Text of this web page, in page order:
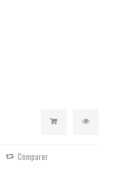
Comparer